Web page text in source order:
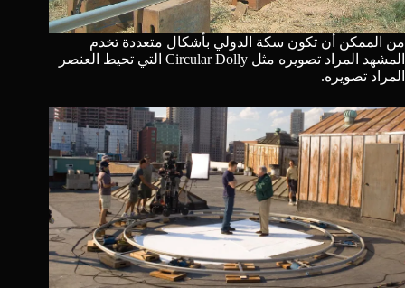
من الممكن أن تكون سكة الدولي بأشكال متعددة تخدم
المشهد المراد تصويره مثل Circular Dolly التي تحيط العنصر
المراد تصويره.